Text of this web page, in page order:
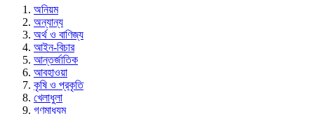
অনিয়ম
অন্যান্য
অর্থ ও বাণিজ্য
আইন-বিচার
আন্তর্জাতিক
আবহাওয়া
কৃষি ও প্রকৃতি
খেলাধুলা
গণমাধ্যম